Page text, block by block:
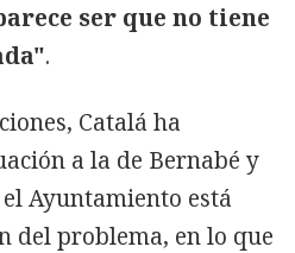
ser que no tiene
.
Catalá ha
a la de Bernabé y
Ayuntamiento está
del problema, en lo que